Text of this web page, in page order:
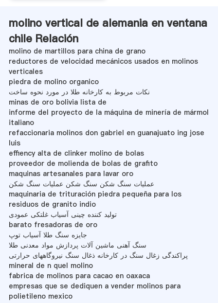
molino vertical de alemania en ventana
chile Relación
molino de martillos para china de grano
reductores de velocidad mecánicos usados en molinos
verticales
piedra de molino organico
نکات مربوط به کارخانه طلا در مورد نحوه ساخت
minas de oro bolivia lista de
informe del proyecto de la máquina de minería de mármol
italiano
refaccionaria molinos don gabriel en guanajuato ing jose
luis
effiency alta de clinker molino de bolas
proveedor de molienda de bolas de grafito
maquinas artesanales para lavar oro
عملیات سنگ شکن سنگ شکن عملیات سنگ شکن
maquinaria de trituración piedra pequeña para los
residuos de granito indio
تولید کننده چینی آسیاب غلتکی عمودی
barato fresadoras de oro
جایزه سنگ طلا آسیاب توپ
سنگ آهنی ماشین آلات پردازش مواد معدنی طلا
پراکندگی زغال سنگ در کارخانه ذغال سنگ نیروگاههای حرارتی
mineral de n quel molino
fabrica de molinos para cacao en oaxaca
empresas que se dediquen a vender molinos para
polietileno mexico